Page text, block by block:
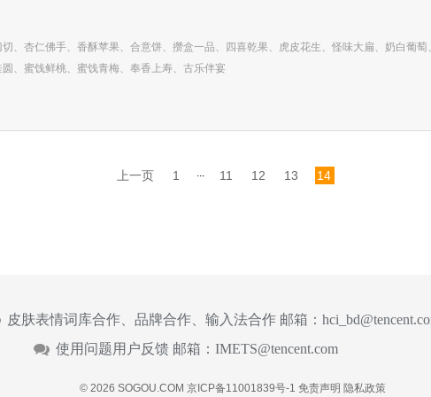
、杏仁佛手、香酥苹果、合意饼、攒盒一品、四喜乾果、虎皮花生、怪味大扁、奶白葡萄
、蜜饯鲜桃、蜜饯青梅、奉香上寿、古乐伴宴
上一页 1 ... 11 12 13 14
皮肤表情词库合作、品牌合作、输入法合作 邮箱：
使用问题用户反馈 邮箱： IMETS@tencent.com
© 2026 SOGOU.COM 京ICP备11001839号-1 免责声明 隐私政策